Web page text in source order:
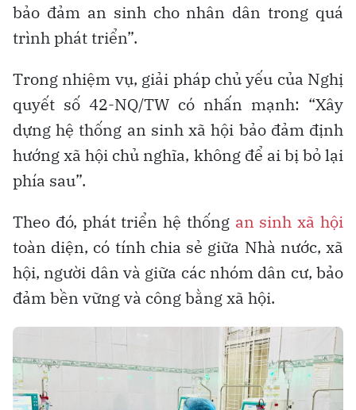
bảo đảm an sinh cho nhân dân trong quá
trình phát triển”.
Trong nhiệm vụ, giải pháp chủ yếu của Nghị
quyết số 42-NQ/TW có nhấn mạnh: “Xây
dựng hệ thống an sinh xã hội bảo đảm định
hướng xã hội chủ nghĩa, không để ai bị bỏ lại
phía sau”.
Theo đó, phát triển hệ thống an sinh xã hội
toàn diện, có tính chia sẻ giữa Nhà nước, xã
hội, người dân và giữa các nhóm dân cư, bảo
đảm bền vững và công bằng xã hội.